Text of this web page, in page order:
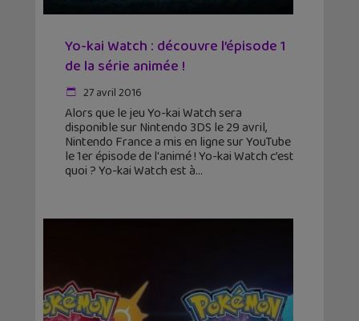
Yo-kai Watch : découvre l’épisode 1
de la série animée !
27 avril 2016
Alors que le jeu Yo-kai Watch sera
disponible sur Nintendo 3DS le 29 avril,
Nintendo France a mis en ligne sur YouTube
le 1er épisode de l'animé ! Yo-kai Watch c’est
quoi ? Yo-kai Watch est à